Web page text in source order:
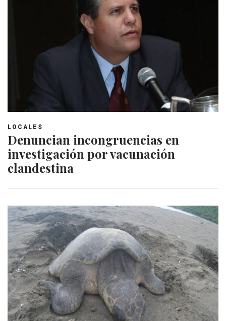
LOCALES
Denuncian incongruencias en
investigación por vacunación
clandestina